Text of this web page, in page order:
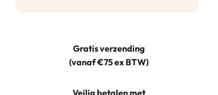
Gratis verzending
(vanaf €75 ex BTW)
Veilig betalen met